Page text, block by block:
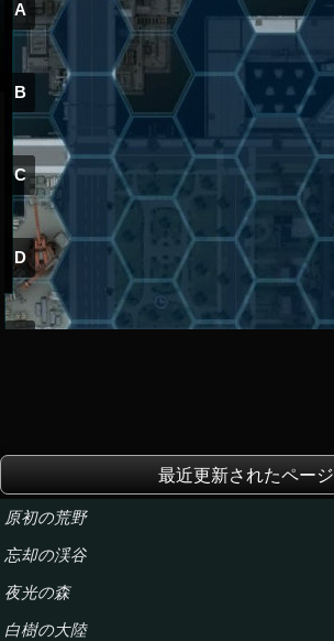
A
B
C
D
G
H
最近更新されたページ
原初の荒野
忘却の渓谷
夜光の森
白樹の大陸